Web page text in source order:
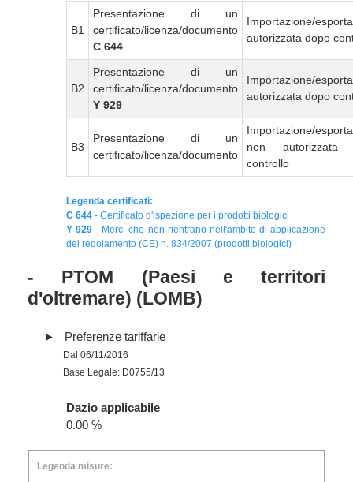
B1
Presentazione di un
certificato/licenza/documento
C 644
Importazione/
autorizzata dopo
B2
Presentazione di un
certificato/licenza/documento
Y 929
Importazione/
autorizzata dopo
B3
Presentazione di un
certificato/licenza/documento
Importazione/
non autorizzata
controllo
Legenda certificati:
C 644 - Certificato d'ispezione per i prodotti biologici
Y 929 - Merci che non rientrano nell'ambito di applicazione
del regolamento (CE) n. 834/2007 (prodotti biologici)
- PTOM (Paesi e territori
d'oltremare) (LOMB)
Preferenze tariffarie
Dal 06/11/2016
Base Legale: D0755/13
Dazio applicabile
0.00 %
Legenda misure: